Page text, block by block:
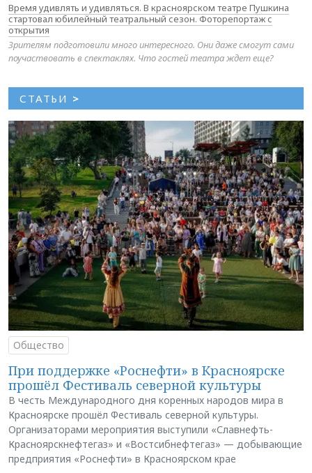
Время удивлять и удивляться. В красноярском театре Пушкина
стартовал юбилейный театральный сезон. Фоторепортаж с
открытия
Зрителям подготовили много интересного. Они даже смогут сами
поучаствовать в спектаклях. Что гостей театра ждет еще?
СТАТЬИ >
Общество
При поддержке «Роснефти» в Красноярске
прошёл Фестиваль северной культуры
В честь Международного дня коренных народов мира в
Красноярске прошёл Фестиваль северной культуры.
Организаторами мероприятия выступили «Славнефть-
Красноярскнефтегаз» и «Востсибнефтегаз» — добывающие
предприятия «Роснефти» в Красноярском крае